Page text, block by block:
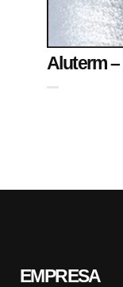
Aluterm
EMPRESA